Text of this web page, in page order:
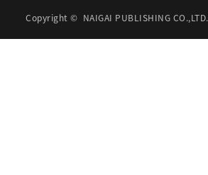
Copyright © NAIGAI PUBLISHING CO.,LTD.